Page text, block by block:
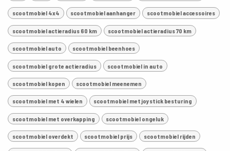
scootmobiel 4x4 scootmobiel aanhanger scootmobiel accessoires
scootmobiel actieradius 60 km scootmobiel actieradius 70 km
scootmobiel auto scootmobiel beenhoes
scootmobiel grote actieradius scootmobiel in auto
scootmobiel kopen scootmobiel meenemen
scootmobiel met 4 wielen scootmobiel met joystick besturing
scootmobiel met overkapping scootmobiel ongeluk
scootmobiel overdekt scootmobiel prijs scootmobiel rijden